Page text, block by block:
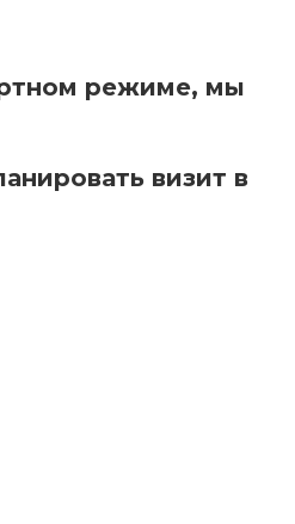
режиме, мы
визит в